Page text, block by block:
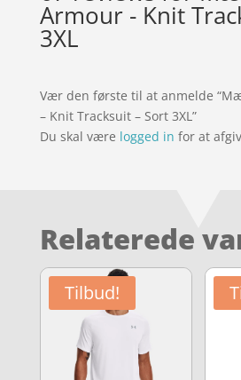
Armour - Knit
3XL
Vær den første til at anmelde
– Knit Tracksuit – Sort 3XL”
Du skal være logged in for at
Relaterede
Tilbud!